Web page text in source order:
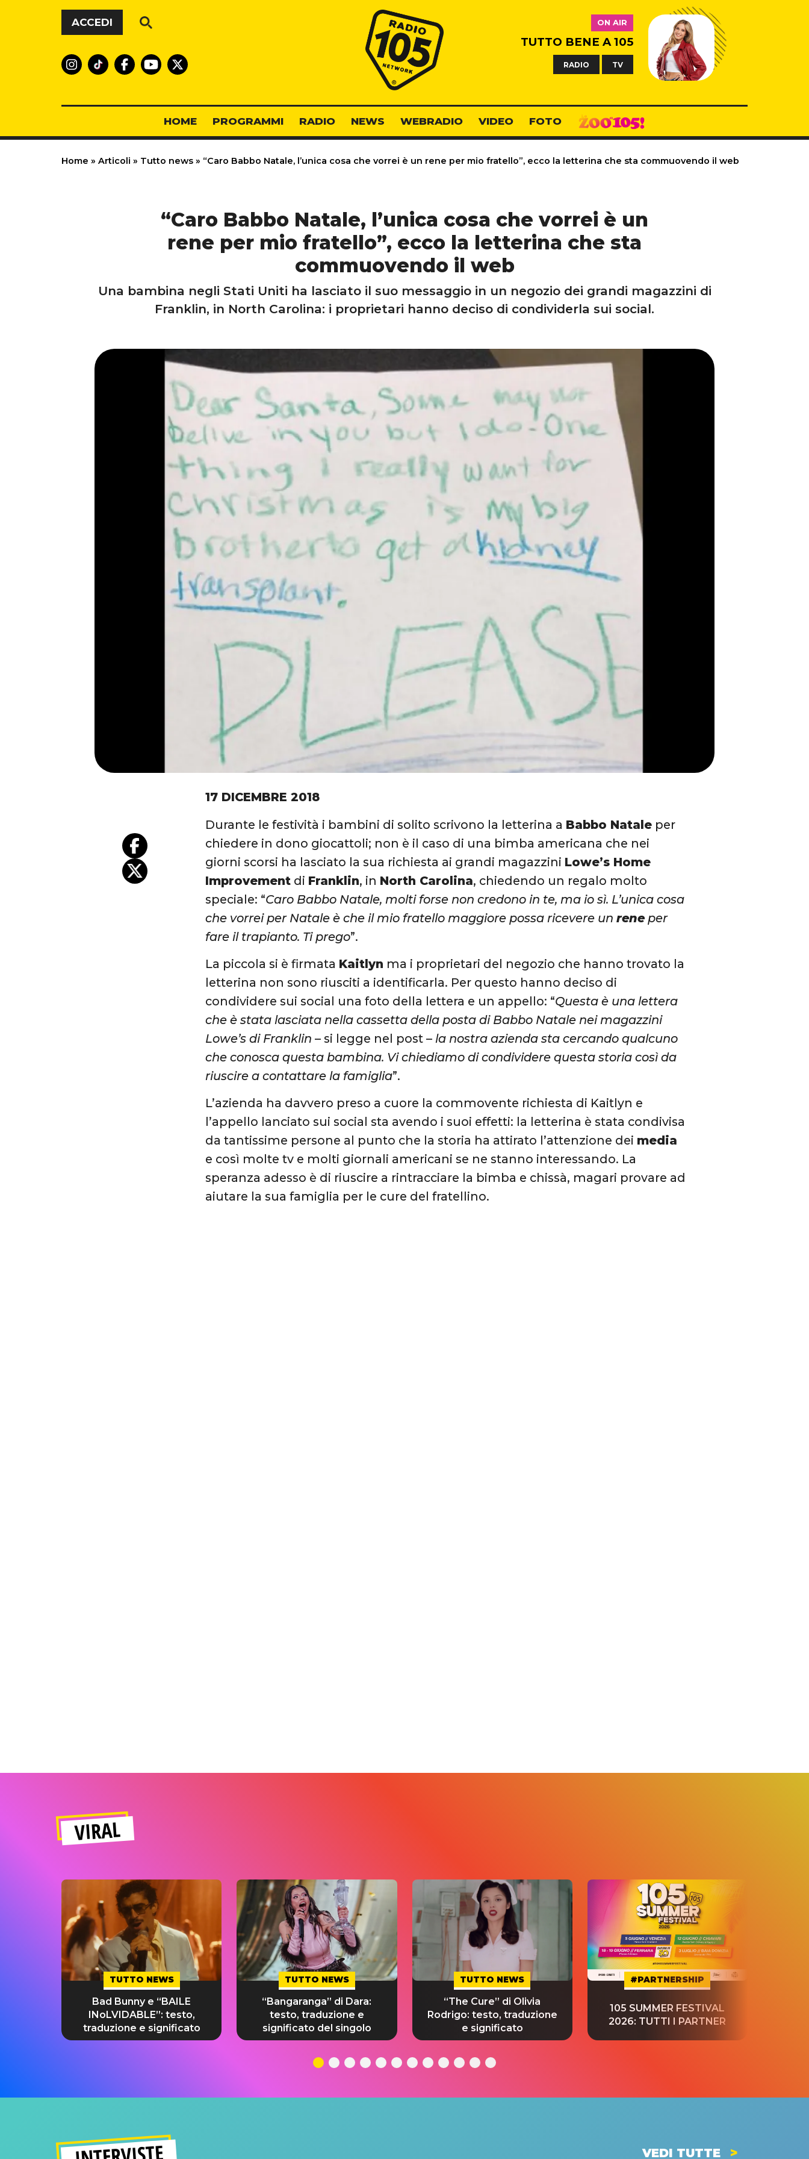
Vai al contenuto
ACCEDI
Radio 105
ON AIR
TUTTO BENE A 105
RADIO TV
HOME PROGRAMMI RADIO NEWS WEBRADIO VIDEO FOTO
Home » Articoli » Tutto news » “Caro Babbo Natale, l’unica cosa che vorrei è un rene per mio fratello”, ecco la letterina che sta commuovendo il web
“Caro Babbo Natale, l’unica cosa che vorrei è un
rene per mio fratello”, ecco la letterina che sta
commuovendo il web
Una bambina negli Stati Uniti ha lasciato il suo messaggio in un negozio dei grandi magazzini di
Franklin, in North Carolina: i proprietari hanno deciso di condividerla sui social.
17 DICEMBRE 2018
Durante le festività i bambini di solito scrivono la letterina a Babbo Natale per
chiedere in dono giocattoli; non è il caso di una bimba americana che nei
giorni scorsi ha lasciato la sua richiesta ai grandi magazzini Lowe’s Home
Improvement di Franklin, in North Carolina, chiedendo un regalo molto
speciale: “Caro Babbo Natale, molti forse non credono in te, ma io sì. L’unica cosa
che vorrei per Natale è che il mio fratello maggiore possa ricevere unrene per
fare il trapianto. Ti prego”.
La piccola si è firmata Kaitlyn ma i proprietari del negozio che hanno trovato la
letterina non sono riusciti a identificarla. Per questo hanno deciso di
condividere sui social una foto della lettera e un appello: “Questa è una lettera
che è stata lasciata nella cassetta della posta di Babbo Natale nei magazzini
Lowe’s di Franklin – si legge nel post –la nostra azienda sta cercando qualcuno
che conosca questa bambina. Vi chiediamo di condividere questa storia così da
riuscire a contattare la famiglia”.
L’azienda ha davvero preso a cuore la commovente richiesta di Kaitlyn e
l’appello lanciato sui social sta avendo i suoi effetti: la letterina è stata condivisa
da tantissime persone al punto che la storia ha attirato l’attenzione dei media
e così molte tv e molti giornali americani se ne stanno interessando. La
speranza adesso è di riuscire a rintracciare la bimba e chissà, magari provare ad
aiutare la sua famiglia per le cure del fratellino.
VIRAL
TUTTO NEWS
Bad Bunny e “BAILE
INoLVIDABLE”: testo,
traduzione e significato
TUTTO NEWS
“Bangaranga” di Dara:
testo, traduzione e
significato del singolo
TUTTO NEWS
“The Cure” di Olivia
Rodrigo: testo, traduzione
e significato
#PARTNERSHIP
105 SUMMER FESTIVAL
2026: TUTTI I PARTNER
VEDI TUTTE